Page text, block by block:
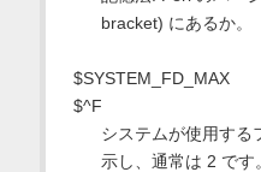
bracket) にあるか。
$SYSTEM_FD_MAX
$^F
システムが使用する
示し、通常は 2 で